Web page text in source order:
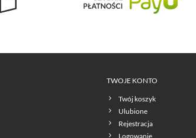
TWOJE KONTO
Twój koszyk
Ulubione
Rejestracja
Logowanie